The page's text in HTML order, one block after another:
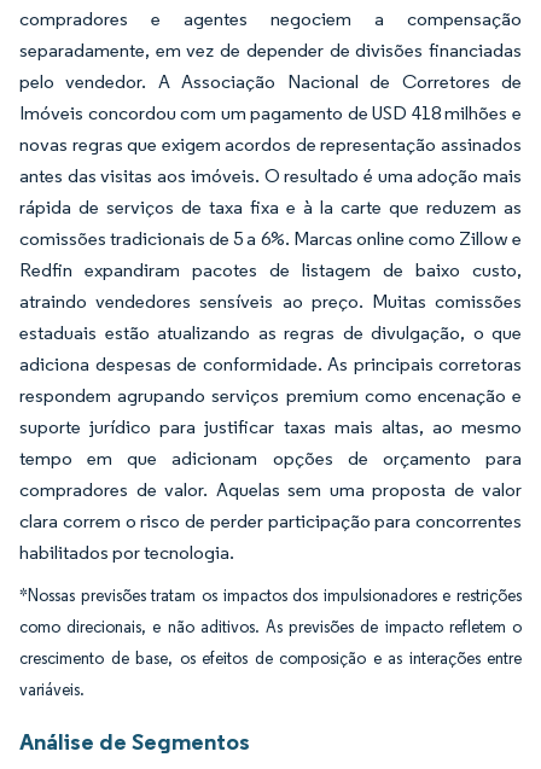
compradores e agentes negociem a compensação
separadamente, em vez de depender de divisões financiadas
pelo vendedor. A Associação Nacional de Corretores de
Imóveis concordou com um pagamento de USD 418 milhões e
novas regras que exigem acordos de representação assinados
antes das visitas aos imóveis. O resultado é uma adoção mais
rápida de serviços de taxa fixa e à la carte que reduzem as
comissões tradicionais de 5 a 6%. Marcas online como Zillow e
Redfin expandiram pacotes de listagem de baixo custo,
atraindo vendedores sensíveis ao preço. Muitas comissões
estaduais estão atualizando as regras de divulgação, o que
adiciona despesas de conformidade. As principais corretoras
respondem agrupando serviços premium como encenação e
suporte jurídico para justificar taxas mais altas, ao mesmo
tempo em que adicionam opções de orçamento para
compradores de valor. Aquelas sem uma proposta de valor
clara correm o risco de perder participação para concorrentes
habilitados por tecnologia.
*Nossas previsões tratam os impactos dos impulsionadores e restrições
como direcionais, e não aditivos. As previsões de impacto refletem o
crescimento de base, os efeitos de composição e as interações entre
variáveis.
Análise de Segmentos